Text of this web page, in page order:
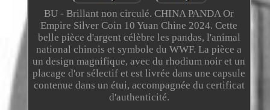
BU - Brillant non circulé. CHINA PANDA Or
Empire Silver Coin 10 Yuan Chine 2024. Cette
belle pièce d'argent célèbre les pandas, l'animal
national chinois et symbole du WWF. La pièce a
un design magnifique, avec du rhodium noir et un
placage d'or sélectif et est livrée dans une capsule
contenue dans un étui, accompagnée du certificat
d'authenticité.